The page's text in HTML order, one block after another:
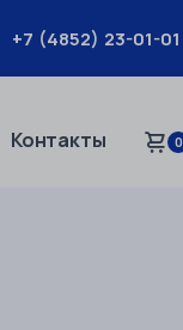
+7 (4852) 23-01-01
Контакты 0